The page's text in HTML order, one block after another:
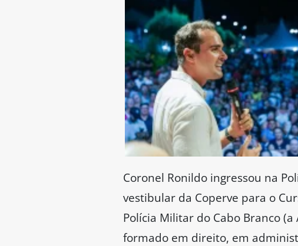
Coronel Ronildo ingressou na
vestibular da Coperve para o
Polícia Militar do Cabo Branco
formado em direito, em